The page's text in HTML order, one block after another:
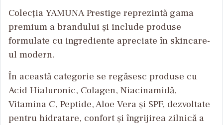
Colecția YAMUNA Prestige reprezintă gama
premium a brandului și include produse
formulate cu ingrediente apreciate în skincare-
ul modern.
În această categorie se regăsesc produse cu
Acid Hialuronic, Colagen, Niacinamidă,
Vitamina C, Peptide, Aloe Vera și SPF, dezvoltate
pentru hidratare, confort și îngrijirea zilnică a